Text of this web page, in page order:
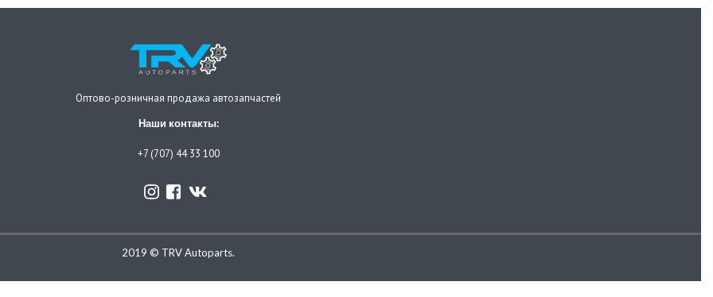
Оптово-розничная продажа автозапчастей
Наши контакты:
+7 (707) 44 33 100
2019 © TRV Autoparts.